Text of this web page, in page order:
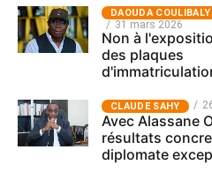
‎DAOUDA COULIBALY
31 mars 2026
Non à
des plaques
CLAUDE SAHY
Avec Alassane
résultats
diplomate